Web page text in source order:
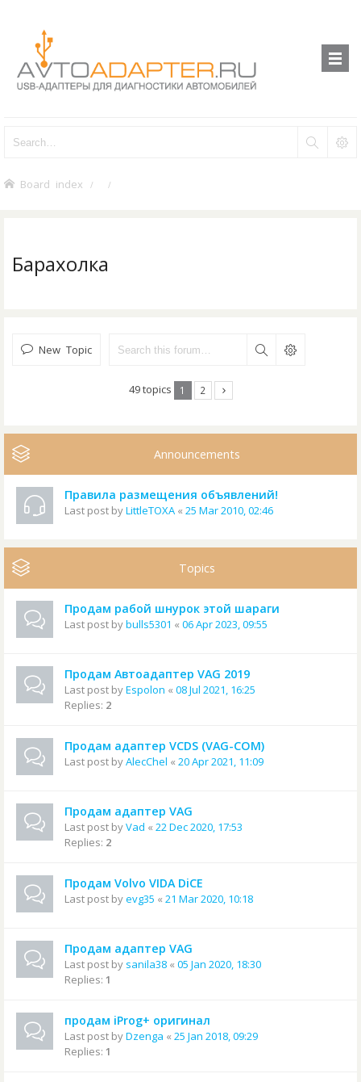
Board index
Барахолка
New Topic
49 topics 1 2
Announcements
Правила размещения объявлений!
Last post byLittleTOXA « 25 Mar 2010, 02:46
Topics
Продам рабой шнурок этой шараги
Last post bybulls5301 « 06 Apr 2023, 09:55
Продам Автоадаптер VAG 2019
Last post byEspolon « 08 Jul 2021, 16:25
Replies: 2
Продам адаптер VCDS (VAG-COM)
Last post byAlecChel « 20 Apr 2021, 11:09
Продам адаптер VAG
Last post byVad « 22 Dec 2020, 17:53
Replies: 2
Продам Volvo VIDA DiCE
Last post byevg35 « 21 Mar 2020, 10:18
Продам адаптер VAG
Last post by sanila38 « 05 Jan 2020, 18:30
Replies: 1
продам iProg+ оригинал
Last post byDzenga « 25 Jan 2018, 09:29
Replies: 1